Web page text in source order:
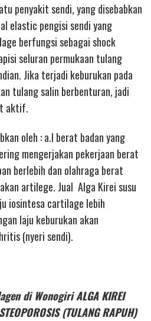
penyakit sendi, yang disebabkan
elastic pengisi sendi yang
berfungsi sebagai shock
seluran permukaan tulang
Jika terjadi keburukan pada
tulang salin berbenturan, jadi
aktif.
oleh : a.l berat badan yang
mengerjakan pekerjaan berat
berlebih dan olahraga berat
artilege. Jual Alga Kirei susu
iosintesa cartilage lebih
laju keburukan akan
(nyeri sendi).
di Wonogiri ALGA KIREI
(TULANG RAPUH)